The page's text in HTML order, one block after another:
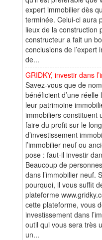
expert immobilier dès
terminée. Celui-ci aura
lieux de la construction
constructeur a fait un
conclusions de l’expert
de...
GRIDKY, investir dans
Savez-vous que de
bénéficient d’une
leur patrimoine
immobiliers constituent
faire du profit sur le
d’investissement
l’immobilier neuf ou
pose : faut-il investir
Beaucoup de
dans l’immobilier neuf.
pourquoi, il vous suffit
plateforme
cette plateforme, vous
investissement dans
outil qui vous sera très
un...